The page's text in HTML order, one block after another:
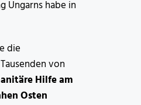
Ungarns habe in
die
von
Hilfe am
Osten